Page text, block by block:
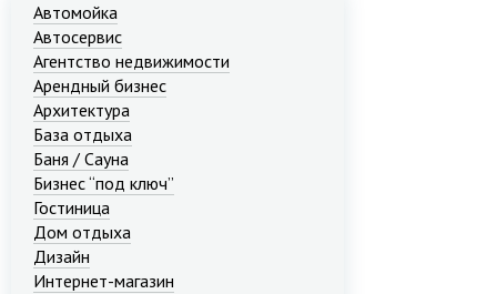
Автомойка
Автосервис
Агентство недвижимости
Арендный бизнес
Архитектура
База отдыха
Баня / Сауна
Бизнес “под ключ”
Гостиница
Дом отдыха
Дизайн
Интернет-магазин